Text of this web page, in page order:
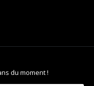
du moment !